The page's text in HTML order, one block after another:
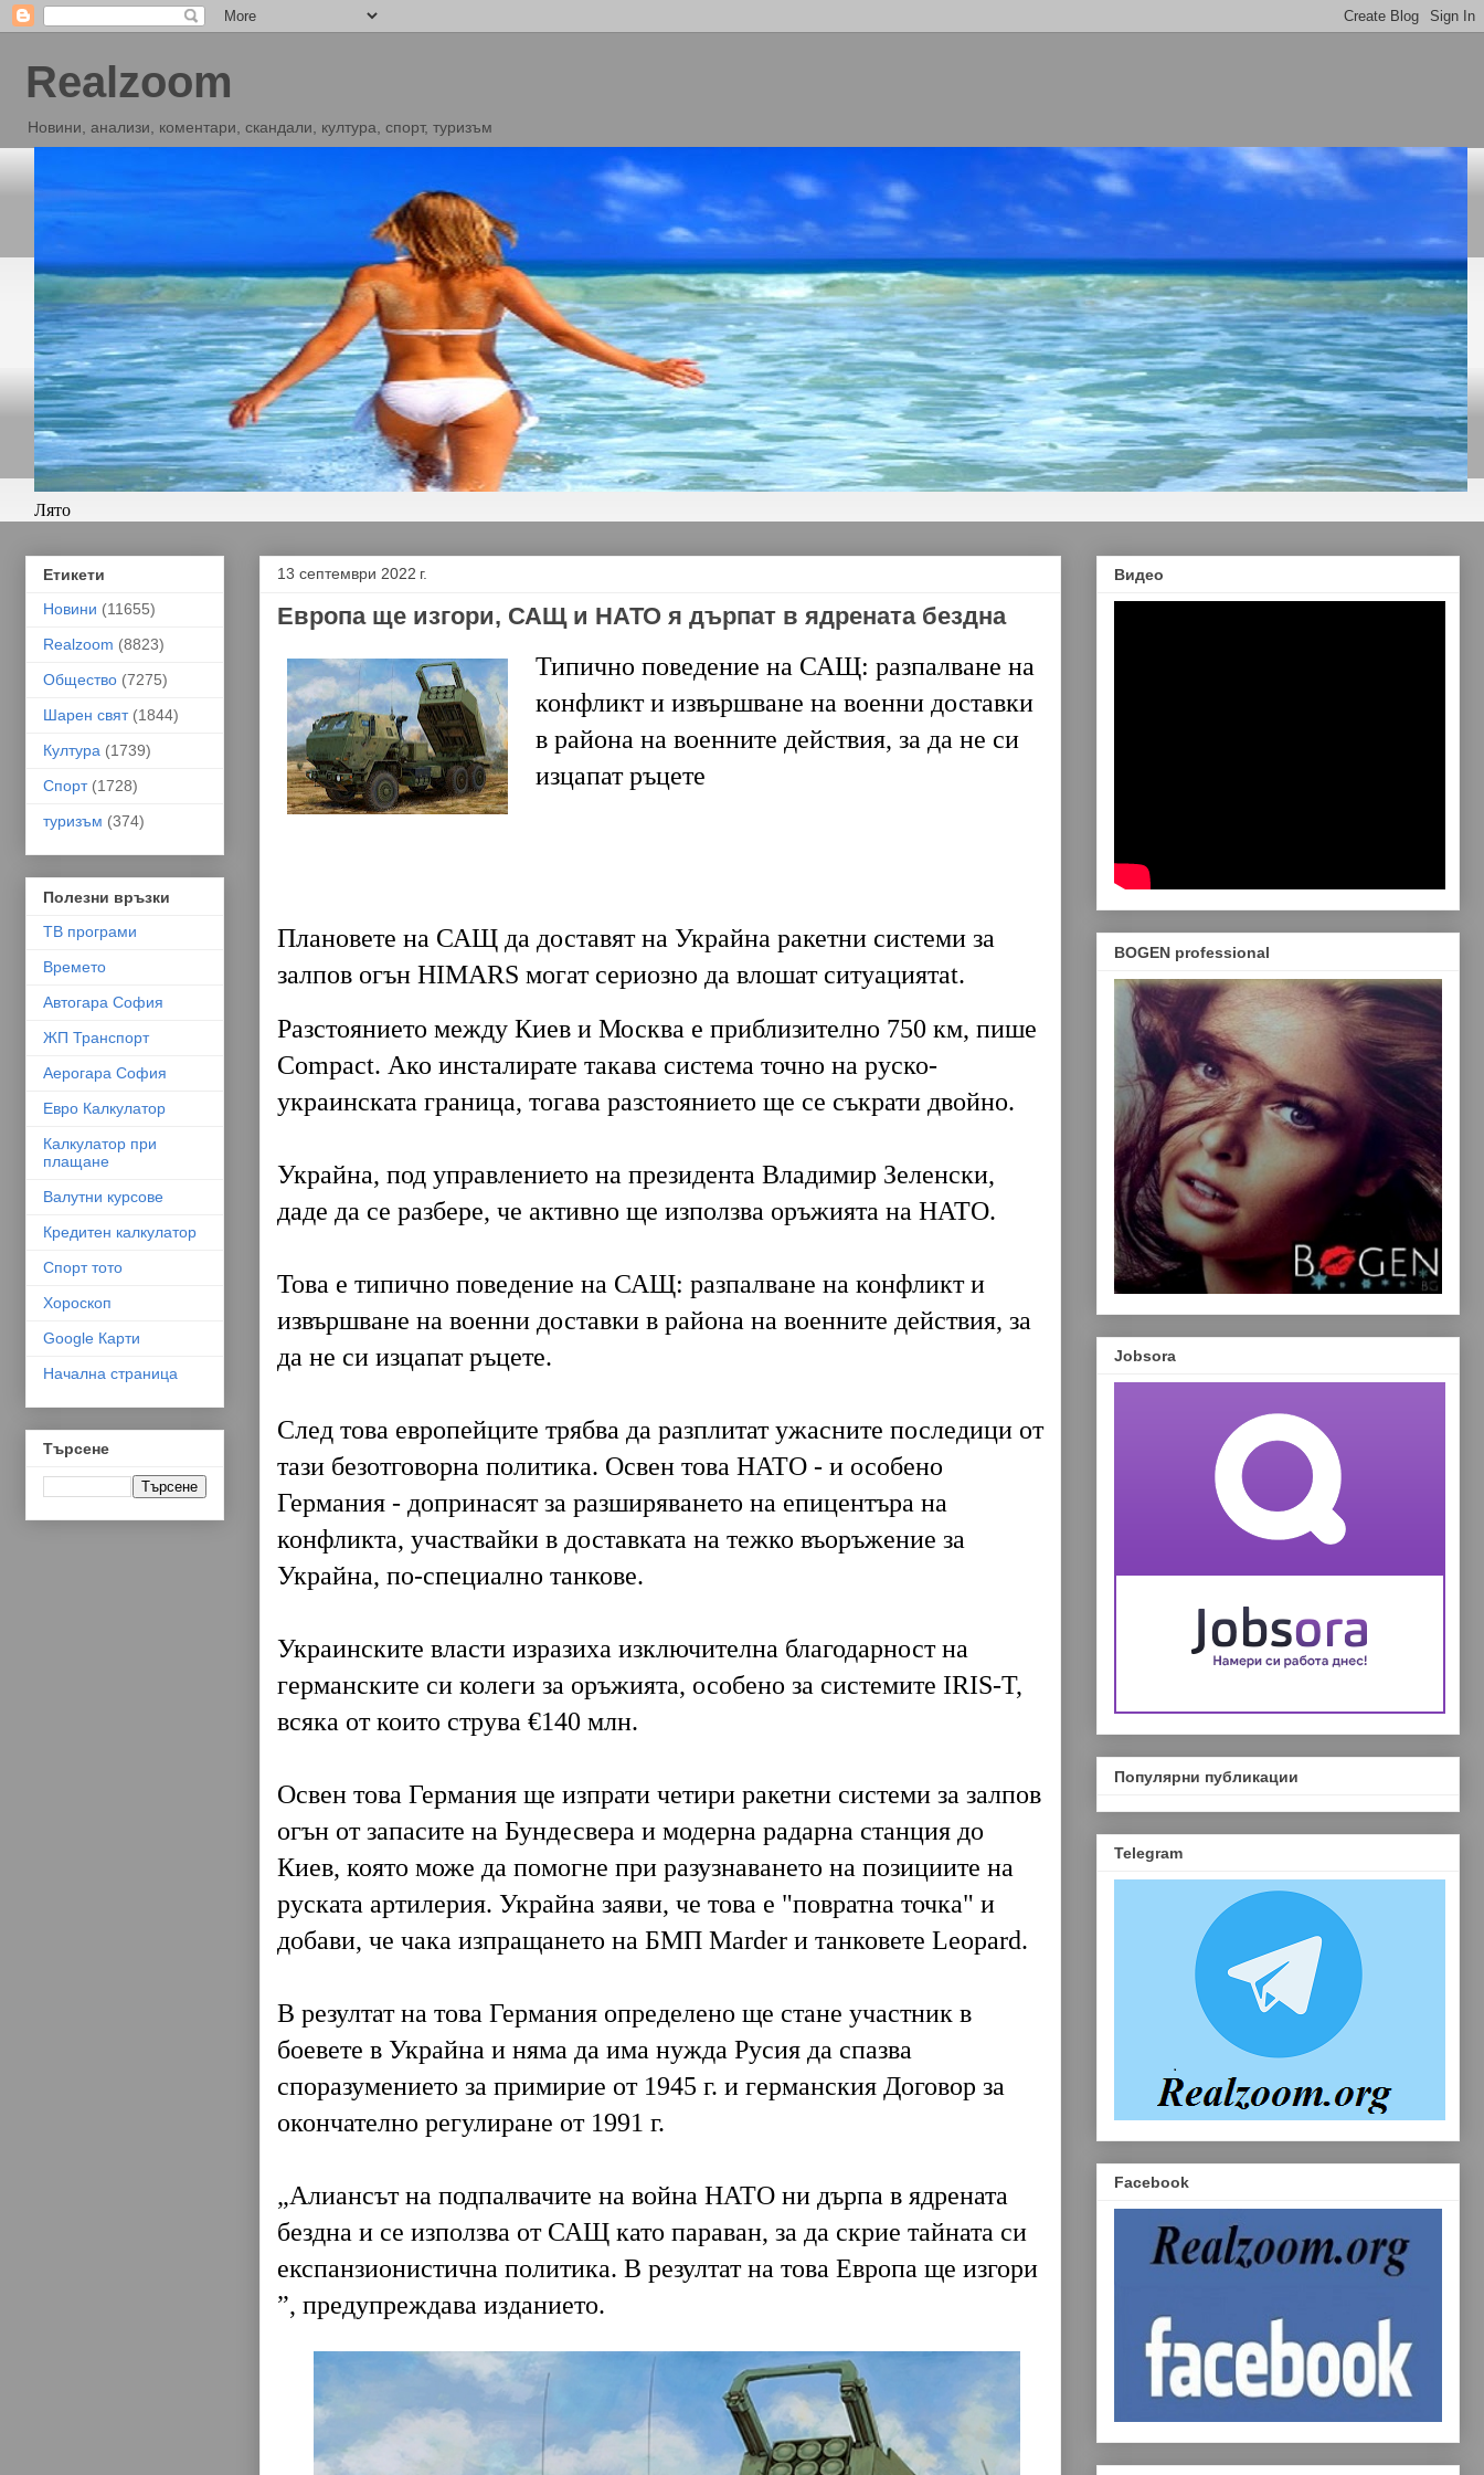
Realzoom
Новини, анализи, коментари, скандали, култура, спорт, туризъм
Лято
13 септември 2022 г.
Европа ще изгори, САЩ и НАТО я дърпат в ядрената бездна
Типично поведение на САЩ: разпалване на
конфликт и извършване на военни доставки
в района на военните действия, за да не си
изцапат ръцете
Плановете на САЩ да доставят на Украйна ракетни системи за
залпов огън HIMARS могат сериозно да влошат ситуациятаt.
Разстоянието между Киев и Москва е приблизително 750 км, пише
Compact. Ако инсталирате такава система точно на руско-
украинската граница, тогава разстоянието ще се съкрати двойно.
Украйна, под управлението на президента Владимир Зеленски,
даде да се разбере, че активно ще използва оръжията на НАТО.
Това е типично поведение на САЩ: разпалване на конфликт и
извършване на военни доставки в района на военните действия, за
да не си изцапат ръцете.
След това европейците трябва да разплитат ужасните последици от
тази безотговорна политика. Освен това НАТО - и особено
Германия - допринасят за разширяването на епицентъра на
конфликта, участвайки в доставката на тежко въоръжение за
Украйна, по-специално танкове.
Украинските власти изразиха изключителна благодарност на
германските си колеги за оръжията, особено за системите IRIS-T,
всяка от които струва €140 млн.
Освен това Германия ще изпрати четири ракетни системи за залпов
огън от запасите на Бундесвера и модерна радарна станция до
Киев, която може да помогне при разузнаването на позициите на
руската артилерия. Украйна заяви, че това е "повратна точка" и
добави, че чака изпращането на БМП Marder и танковете Leopard.
В резултат на това Германия определено ще стане участник в
боевете в Украйна и няма да има нужда Русия да спазва
споразумението за примирие от 1945 г. и германския Договор за
окончателно регулиране от 1991 г.
„Алиансът на подпалвачите на война НАТО ни дърпа в ядрената
бездна и се използва от САЩ като параван, за да скрие тайната си
експанзионистична политика. В резултат на това Европа ще изгори
”, предупреждава изданието.
Етикети
Новини (11655)
Realzoom (8823)
Общество (7275)
Шарен свят (1844)
Култура (1739)
Спорт (1728)
туризъм (374)
Полезни връзки
ТВ програми
Времето
Автогара София
ЖП Транспорт
Аерогара София
Евро Калкулатор
Калкулатор при
плащане
Валутни курсове
Кредитен калкулатор
Спорт тото
Хороскоп
Google Карти
Начална страница
Търсене
Видео
BOGEN professional
Jobsora
Популярни публикации
Telegram
Facebook